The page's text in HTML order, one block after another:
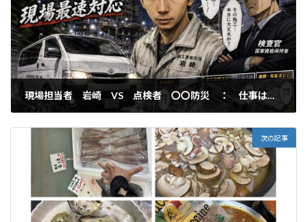
現場担当者 岩崎 VS 点検者 〇〇防災 ： 仕事は、命を削って作り上げた作品です！
次の記事